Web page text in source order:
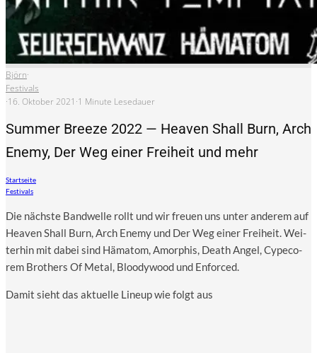
Björn·
Festivals
·16. Oktober 2021 ·1 Minute Lesedauer
Summer Breeze 2022 — Heaven Shall Burn, Arch
Enemy, Der Weg einer Freiheit und mehr
Startseite
Festivals
Die nächs­te Band­wel­le rollt und wir freu­en uns unter ande­rem auf
Hea­ven Shall Burn, Arch Ene­my und Der Weg einer Frei­heit. Wei­
ter­hin mit dabei sind Häma­tom, Amor­phis, Death Angel, Cype­co­
rem Brot­hers Of Metal, Bloo­dy­wood und Enforced.
Damit sieht das aktu­el­le Lin­e­up wie folgt aus